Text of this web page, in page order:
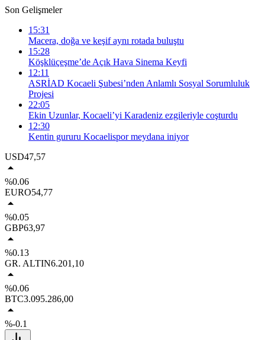
Son Gelişmeler
15:31
Macera, doğa ve keşif aynı rotada buluştu
15:28
Köşklüçeşme’de Açık Hava Sinema Keyfi
12:11
ASRİAD Kocaeli Şubesi’nden Anlamlı Sosyal Sorumluluk
Projesi
22:05
Ekin Uzunlar, Kocaeli’yi Karadeniz ezgileriyle coşturdu
12:30
Kentin gururu Kocaelispor meydana iniyor
USD47,57
%0.06
EURO54,77
%0.05
GBP63,97
%0.13
GR. ALTIN6.201,10
%0.06
BTC3.095.286,00
%-0.1